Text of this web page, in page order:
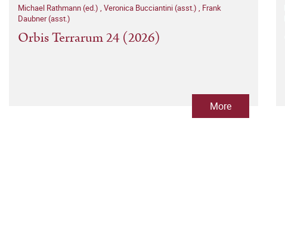
Michael Rathmann (ed.) , Veronica Bucciantini (asst.) , Frank
Daubner (asst.)
Orbis Terrarum 24 (2026)
More